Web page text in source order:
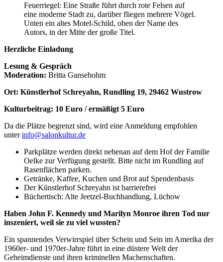
Herzliche Einladung
Lesung & Gespräch
Moderation: Britta Gansebohm
Ort: Künstlerhof Schreyahn, Rundling 19, 29462 Wustrow
Kulturbeitrag: 10 Euro / ermäßigt 5 Euro
Da die Plätze begrenzt sind, wird eine Anmeldung empfohlen
unterinfo@salonkultur.de
Parkplätze werden direkt nebenan auf dem Hof der Familie
Oelke zur Verfügung gestellt. Bitte nicht im Rundling auf
Rasenflächen parken.
Getränke, Kaffee, Kuchen und Brot auf Spendenbasis
Der Künstlerhof Schreyahn ist barrierefrei
Büchertisch: Alte Jeetzel-Buchhandlung, Lüchow
Haben John F. Kennedy und Marilyn Monroe ihren Tod nur
inszeniert, weil sie zu viel wussten?
Ein spannendes Verwirrspiel über Schein und Sein im Amerika der
1960er- und 1970er-Jahre führt in eine düstere Welt der
Geheimdienste und ihren kriminellen Machenschaften.